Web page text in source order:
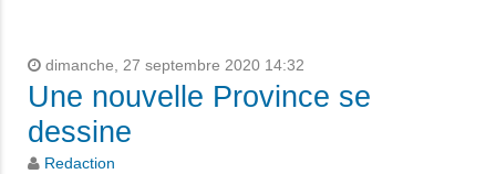
dimanche, 27 septembre 2020 14:32
Une nouvelle Province se
dessine
Redaction